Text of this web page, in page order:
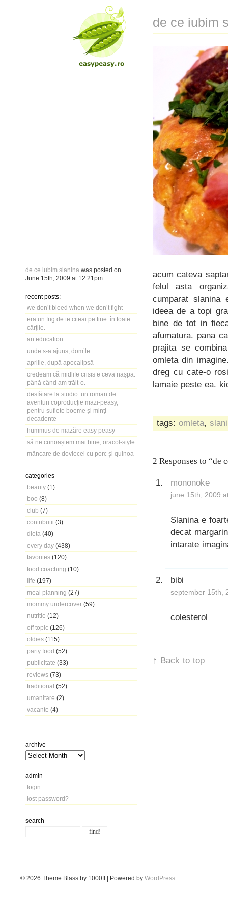
de ce iubim slanina was posted on
June 15th, 2009 at 12.21pm
recent posts:
we don’t bleed when we don’t fight
era un frig de te citeai pe tine. în toate
cărțile.
an education
unde s-a ajuns, dom’le
aprilie, după apocalipsă
credeam că midlife crisis e ceva nașpa.
până când am trăit-o.
desfătare la studio: un roman de
aventuri coproducție mazi-peasy,
pentru suflete boeme și minți
decadente
hummus de mazăre easy peasy
să ne cunoaștem mai bine, oracol-style
mâncare de dovlecei cu porc și quinoa
categories
beauty (1)
boo (8)
club (7)
contributii (3)
dieta (40)
every day (438)
favorites (120)
food coaching (10)
life (197)
meal planning (27)
mommy undercover (59)
nutritie (12)
off topic (126)
oldies (115)
party food (52)
publicitate (33)
reviews (73)
traditional (52)
umanitare (2)
vacante (4)
archive
admin
login
lost password?
search
de ce iubim
acum cateva
felul asta
cumparat slanina
ideea de a topi
bine de tot in
afumatura. pana
prajita se
omleta din
dreg cu cate-o
lamaie peste ea.
tags: omleta,
2 Responses to “de
mononoke
june 15th, 2009
Slanina e
decat
intarate
bibi
september 15th,
colesterol
↑ Back to top
© 2026 Theme Blass by 1000ff | Powered by WordPress